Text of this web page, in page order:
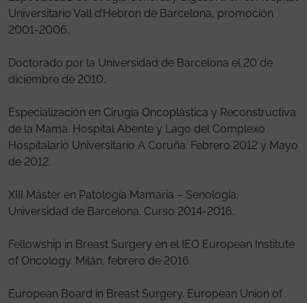
Universitario Vall d’Hebron de Barcelona, promoción
2001-2006.
Doctorado por la Universidad de Barcelona el 20 de
diciembre de 2010.
Especialización en Cirugía Oncoplástica y Reconstructiva
de la Mama. Hospital Abente y Lago del Complexo
Hospitalario Universitario A Coruña. Febrero 2012 y Mayo
de 2012.
XIII Máster en Patología Mamaria – Senología.
Universidad de Barcelona. Curso 2014-2016.
Fellowship in Breast Surgery en el IEO European Institute
of Oncology. Milán, febrero de 2016.
European Board in Breast Surgery. European Union of